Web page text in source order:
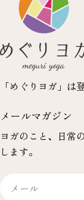
メールマガジン
ヨガのこと、日常
します。
「めぐりヨガ」は